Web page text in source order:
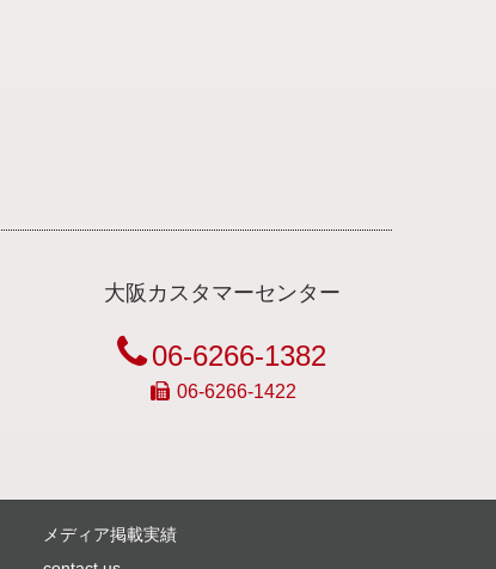
大阪カスタマーセンター
06-6266-1382
06-6266-1422
メディア掲載実績